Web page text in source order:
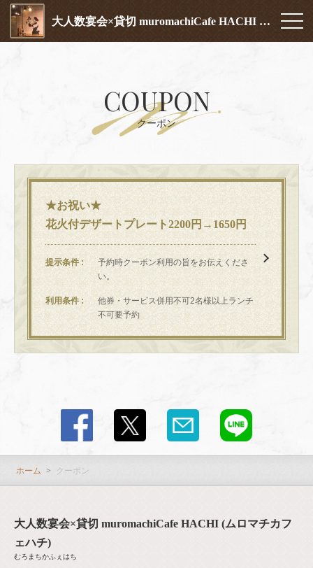
大人数宴会×貸切 muromachiCafe HACHI (ムロマチカフェハチ)
COUPON
クーポン
★お祝い★
花火付デザートプレート2200円→1650円
提示条件
予約時クーポン利用の旨をお伝えくださ
い。
利用条件
他券・サービス併用不可2名様以上ランチ
不可要予約
ホーム クーポン
大人数宴会×貸切 muromachiCafe HACHI (ムロマチカフ
ェハチ)
むろまちかふぇはち
クーポン | 大人数宴会×貸切 muromachiCafe HACHI (ムロマ
チカフェハチ)
東京都中央区日本橋室町４-４-１０東短室町ビルB１F
https://hachi8.owst.jp/coupons